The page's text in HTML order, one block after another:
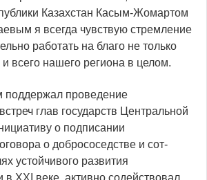
Казахстан Касым-Жомартом
я всегда чувствую стремление
работать на благо не только
всего нашего регио­на в целом.
поддержал проведение
глав государств Центральной
о подписании
о добрососедстве и сот­
устойчивого развития
в XXI веке, активно содействовал